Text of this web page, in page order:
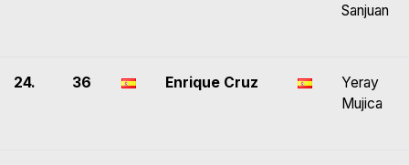
Sanjuan
24. 36 Enrique Cruz
Yeray
Mujica